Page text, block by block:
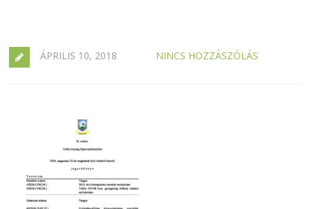
ÁPRILIS 10, 2018 NINCS HOZZÁSZÓLÁS